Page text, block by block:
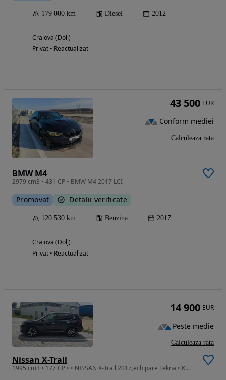
179 000 km Diesel 2012
Craiova (Dolj)
Privat • Reactualizat
BMW M4
2979 cm3 • 431 CP • BMW M4 2017 LCI
Promovat Detalii verificate
120 530 km Benzina 2017
Craiova (Dolj)
Privat • Reactualizat
43 500 EUR
Conform mediei
Calculeaza rata
Nissan X-Trail
1995 cm3 • 177 CP • • NISSAN X-Trail 2017,echipare Tekna • Km:192k km • Motorizare: 2.0D,
14 900 EUR
Peste medie
Calculeaza rata